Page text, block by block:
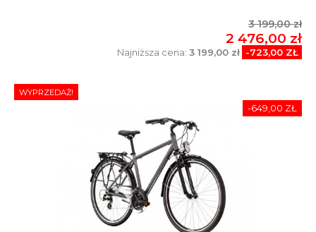
3 199,00 zł
2 476,00 zł
Najniższa cena: 3 199,00 zł -723,00 ZŁ
WYPRZEDAŻ!
-649,00 ZŁ